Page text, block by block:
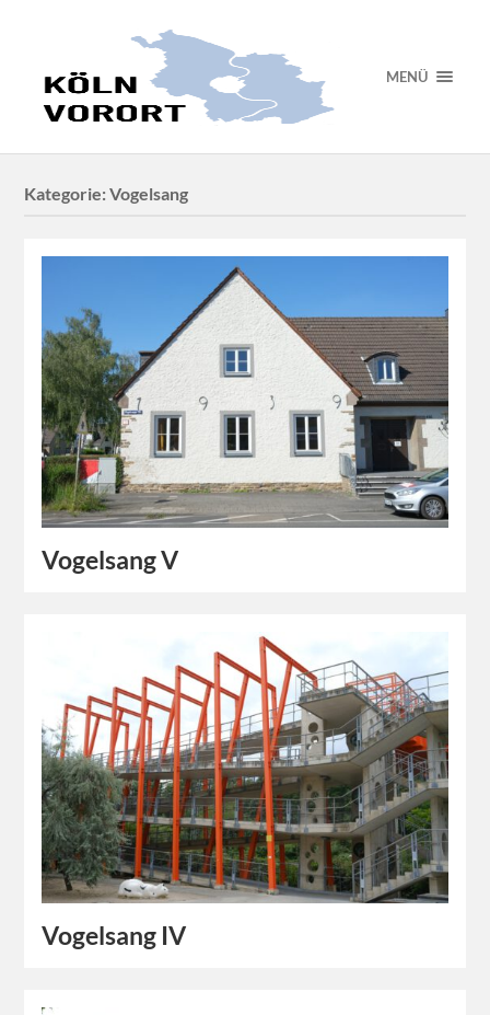
MENÜ
Kategorie:Vogelsang
Vogelsang V
Vogelsang IV